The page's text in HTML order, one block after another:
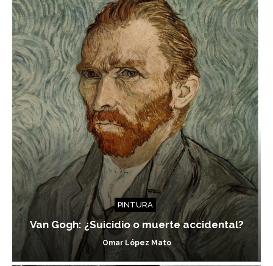
PINTURA
Van Gogh: ¿Suicidio o muerte accidental?
Omar López Mato